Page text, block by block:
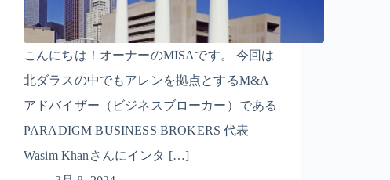
こんにちは！オーナーのMISAです。 今回は
北ダラスの中でもアレンを拠点とするM&A
アドバイザー（ビジネスブローカー）である
PARADIGM BUSINESS BROKERS 代表
Wasim Khanさんにインタ […]